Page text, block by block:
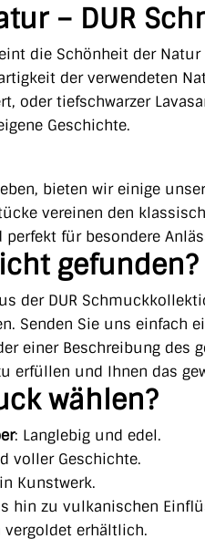
– DUR
die Schönheit der
der verwendeten
oder tiefschwarzer
Geschichte.
bieten wir einige
vereinen den
für besondere
der DUR
Senden Sie uns einfach
einer Beschreibung des
erfüllen und Ihnen das
wählen?
: Langlebig und edel.
voller Geschichte.
Kunstwerk.
hin zu vulkanischen
vergoldet erhältlich.